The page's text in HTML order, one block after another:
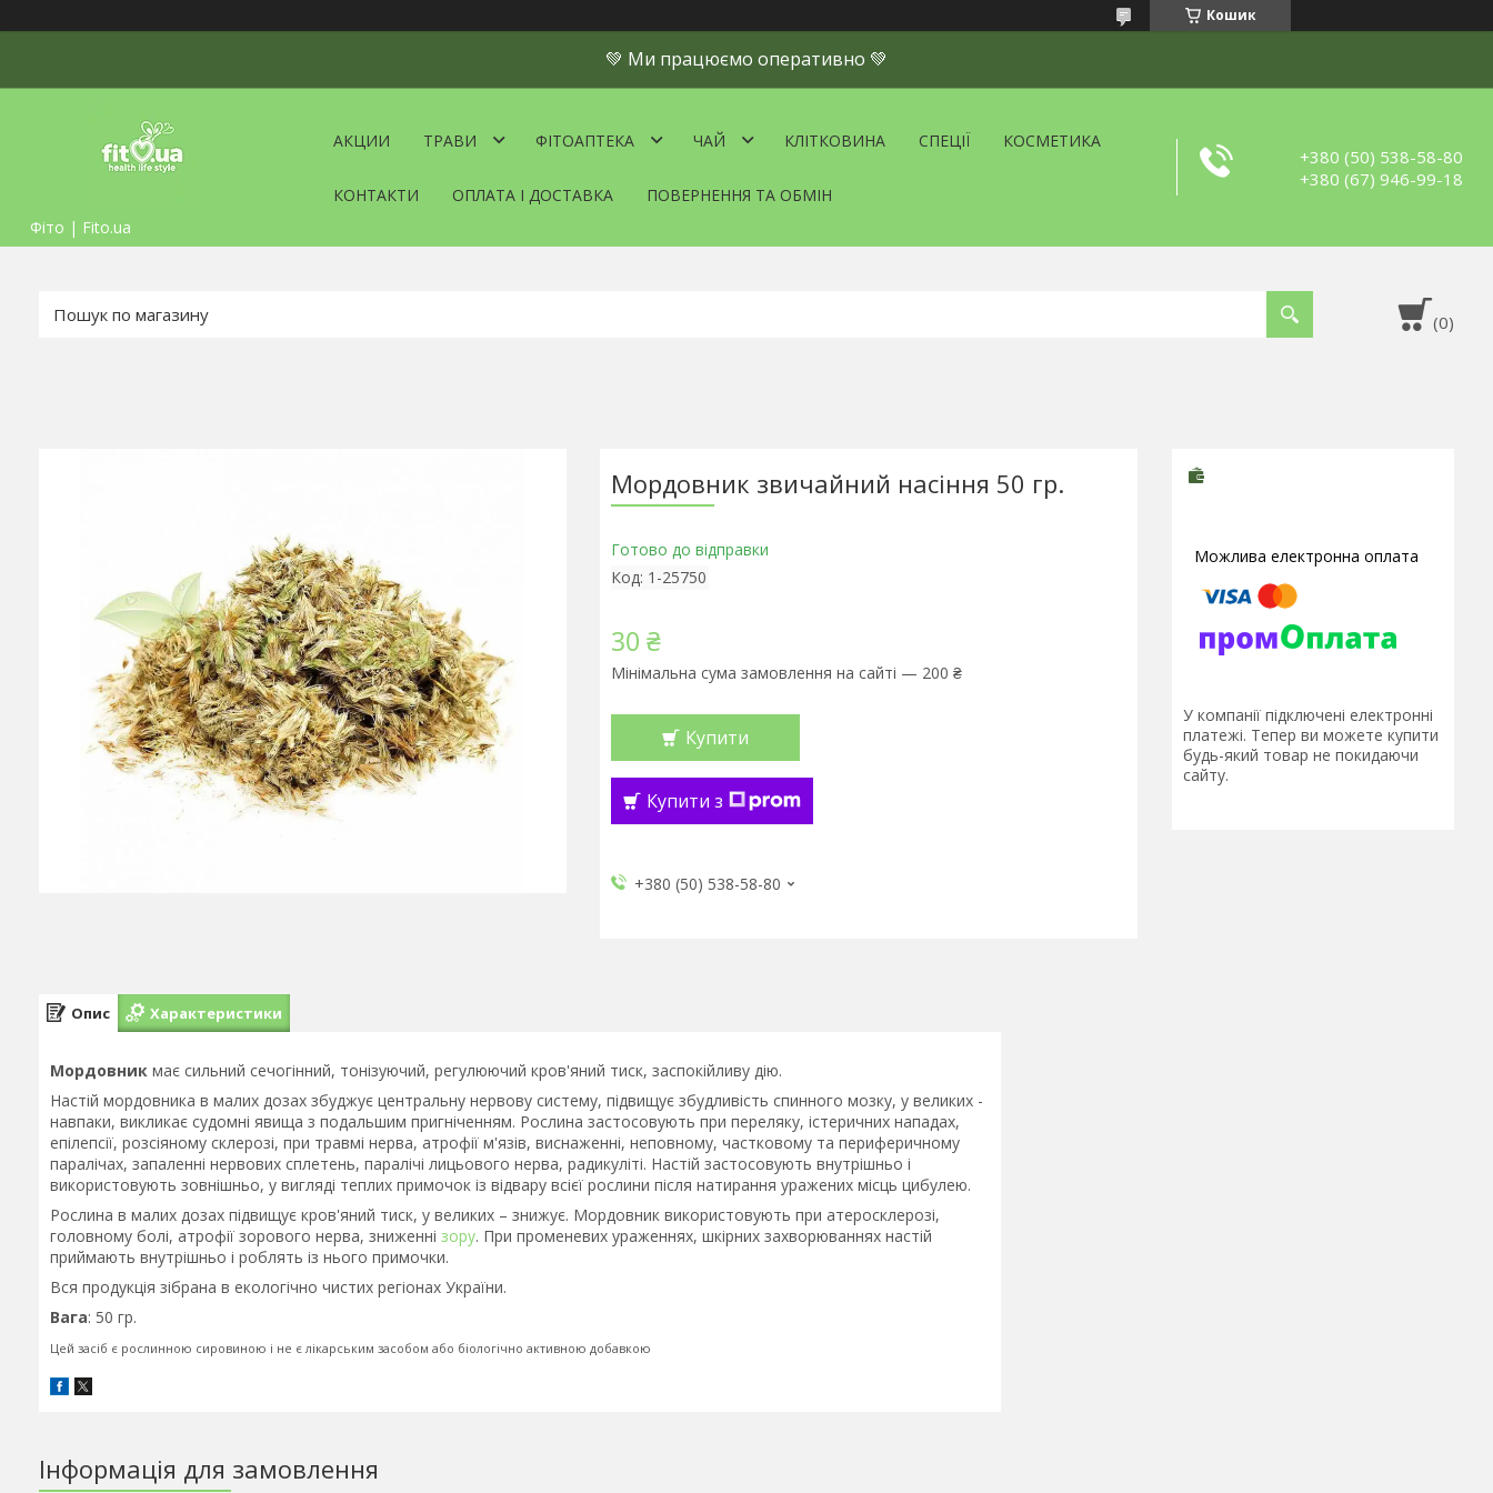
Кошик
💚 Ми працюємо оперативно 💚
Фіто | Fito.ua
АКЦИИ ТРАВИ ФІТОАПТЕКА ЧАЙ КЛІТКОВИНА СПЕЦІЇ КОСМЕТИКА
КОНТАКТИ ОПЛАТА І ДОСТАВКА ПОВЕРНЕННЯ ТА ОБМІН
+380 (50) 538-58-80
+380 (67) 946-99-18
Мордовник звичайний насіння 50 гр.
Готово до відправки
Код: 1-25750
30 ₴
Мінімальна сума замовлення на сайті — 200 ₴
Купити
Купити з
+380 (50) 538-58-80
У компанії підключені електронні
платежі. Тепер ви можете купити
будь-який товар не покидаючи
сайту.
Опис Характеристики
Мордовник має сильний сечогінний, тонізуючий, регулюючий кров'яний тиск, заспокійливу дію.
Настій мордовника в малих дозах збуджує центральну нервову систему, підвищує збудливість спинного мозку, у великих -
навпаки, викликає судомні явища з подальшим пригніченням. Рослина застосовують при переляку, істеричних нападах,
епілепсії, розсіяному склерозі, при травмі нерва, атрофії м'язів, виснаженні, неповному, частковому та периферичному
паралічах, запаленні нервових сплетень, паралічі лицьового нерва, радикуліті. Настій застосовують внутрішньо і
використовують зовнішньо, у вигляді теплих примочок із відвару всієї рослини після натирання уражених місць цибулею.
Рослина в малих дозах підвищує кров'яний тиск, у великих – знижує. Мордовник використовують при атеросклерозі,
головному болі, атрофії зорового нерва, зниженні зору. При променевих ураженнях, шкірних захворюваннях настій
приймають внутрішньо і роблять із нього примочки.
Вся продукція зібрана в екологічно чистих регіонах України.
Вага: 50 гр.
Цей засіб є рослинною сировиною і не є лікарським засобом або біологічно активною добавкою
Інформація для замовлення